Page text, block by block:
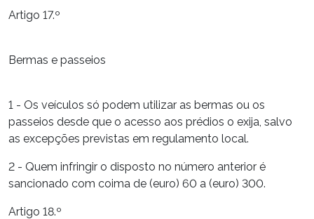
Artigo 17.º
Bermas e passeios
1 - Os veículos só podem utilizar as bermas ou os
passeios desde que o acesso aos prédios o exija, salvo
as excepções previstas em regulamento local.
2 - Quem infringir o disposto no número anterior é
sancionado com coima de (euro) 60 a (euro) 300.
Artigo 18.º